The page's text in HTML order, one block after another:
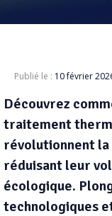
Publié le : 10 février
Découvrez
traitement
révolutionnent la
réduisant leur
écologique.
technologiques